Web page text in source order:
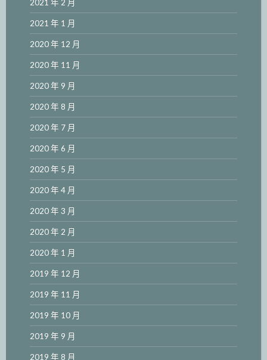
2021 年 2 月
2021 年 1 月
2020 年 12 月
2020 年 11 月
2020 年 9 月
2020 年 8 月
2020 年 7 月
2020 年 6 月
2020 年 5 月
2020 年 4 月
2020 年 3 月
2020 年 2 月
2020 年 1 月
2019 年 12 月
2019 年 11 月
2019 年 10 月
2019 年 9 月
2019 年 8 月